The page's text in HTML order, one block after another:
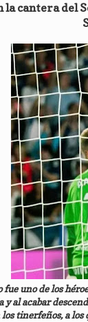
la cantera del
fue uno de los
y al acabar
tinerfeños, a los